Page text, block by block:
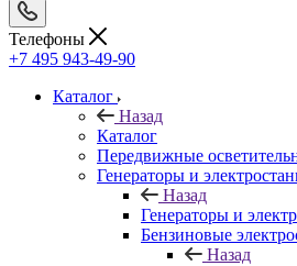
Телефоны
+7 495 943-49-90
Каталог
Назад
Каталог
Передвижные
Генераторы и
Назад
Генераторы и
Бензиновые
Назад